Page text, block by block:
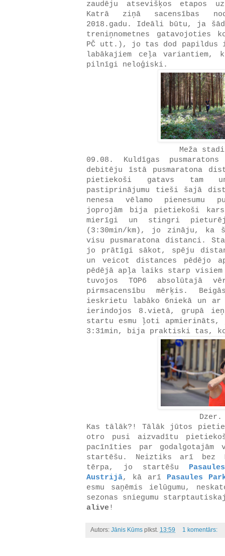
zaudēju atsevišķos etapos
Katrā ziņā sacensības
2018.gadu. Ideāli būtu, ja
treniņnometnes gatavojoties
PČ utt.), jo tas dod papildus
labākajiem ceļa
pilnīgi neloģiski.
Meža
09.08. Kuldīgas
debitēju īstā pusmaratona
pietiekoši gatavs tam un
pastiprinājumu tieši šajā
nenesa vēlamo pienesumu
joprojām bija pietiekoši
mierīgi un stingri
(3:30min/km), jo zināju, ka
visu pusmaratona distanci.
jo prātīgi sākot, spēju
un veicot distances pēdējo
pēdējā apļa laiks starp
tuvojos TOP6 absolūtajā
pirmsacensību mērķis.
ieskrietu labāko 6niekā un
ierindojos 8.vietā, grupā
startu esmu ļoti apmierināts,
3:31min, bija praktiski tas,
Dzer.
Kas tālāk?! Tālāk jūtos
otro pusi aizvadītu
pacīnīties par godalgotajām
startēšu. Neiztiks arī bez
tērpa, jo startēšu
Austrijā, kā arī Pasaules
esmu saņēmis ielūgumu,
sezonas sniegumu
alive!
Autors: Jānis Kūms plkst. 13:59 1 komentārs: